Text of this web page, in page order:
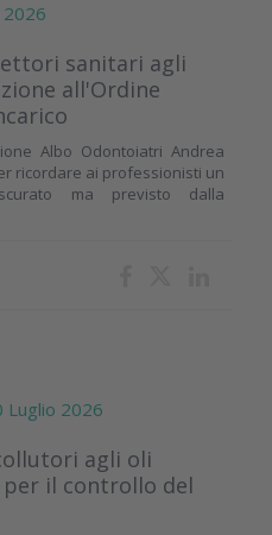
sanitari agli
all'Ordine
Albo Odontoiatri Andrea
ricordare ai professionisti un
ma previsto dalla
2026
agli oli
per il controllo del